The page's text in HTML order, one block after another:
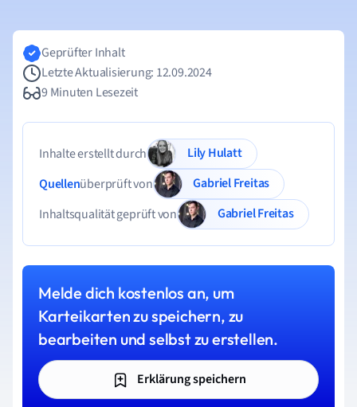
Geprüfter Inhalt
Letzte Aktualisierung: 12.09.2024
9 Minuten Lesezeit
Inhalte erstellt durch
Lily Hulatt
Quellenüberprüft von
Gabriel Freitas
Inhaltsqualität geprüft von
Gabriel Freitas
Melde dich kostenlos an, um
Karteikarten zu speichern, zu
bearbeiten und selbst zu erstellen.
Erklärung speichern